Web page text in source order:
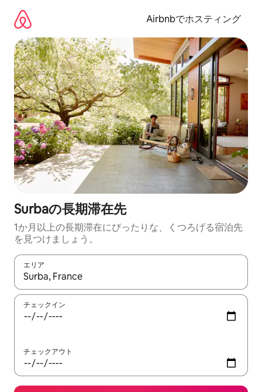
Airbnbでホスティング
Surbaの長期滞在先
1か月以上の長期滞在にぴったりな、くつろげる宿泊先
を見つけましょう。
エリア
検索結果が表示されたら、上下の矢印キーを使って移動するか
チェックイン
チェックアウト